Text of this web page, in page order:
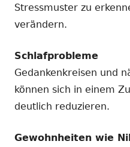
Stressmuster zu
verändern.
Schlafprobleme
Gedankenkreisen und
können sich in einem
deutlich reduzieren.
Gewohnheiten wie